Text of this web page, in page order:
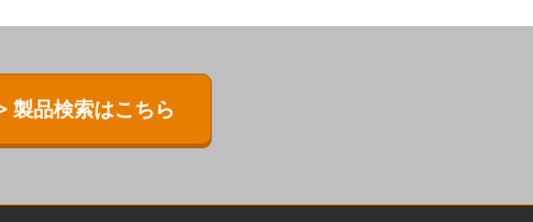
製品検索はこちら